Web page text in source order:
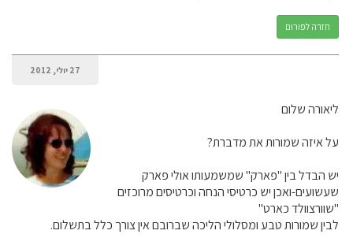
חזרה לפורום
27 יולי, 2012
ליאורה שלום
על איזה שמורות את מדברת?
יש הבדל בין "פארק" שמשמעותו אולי פארק
שעשועים-ואכן יש כרטיסי הנחה וכרטיסים מרוכזים
"שוורצוולד כארט"
לבין שמורות טבע ומסלולי הליכה שברובם אין צורך כלל בתשלום.